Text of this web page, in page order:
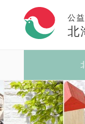
公
北